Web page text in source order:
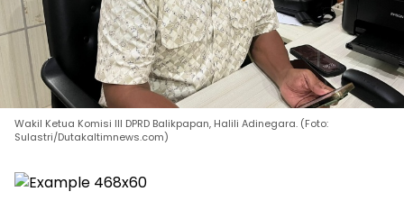
Wakil Ketua Komisi III DPRD Balikpapan, Halili Adinegara. (Foto:
Sulastri/Dutakaltimnews.com)